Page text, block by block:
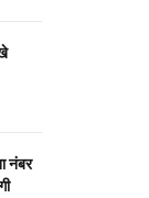
नंबर